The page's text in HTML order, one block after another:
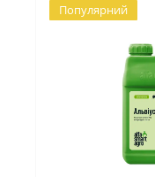
Популярний